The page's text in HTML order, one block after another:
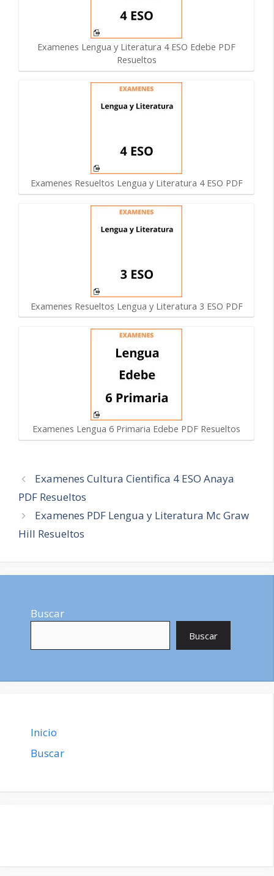
Examenes Lengua y Literatura 4 ESO Edebe PDF
Resueltos
Examenes Resueltos Lengua y Literatura 4 ESO PDF
Examenes Resueltos Lengua y Literatura 3 ESO PDF
Examenes Lengua 6 Primaria Edebe PDF Resueltos
Navegación
de
Examenes Cultura Cientifica 4 ESO Anaya
PDF Resueltos
Examenes PDF Lengua y Literatura Mc Graw
Hill Resueltos
Buscar
Buscar
Inicio
Buscar